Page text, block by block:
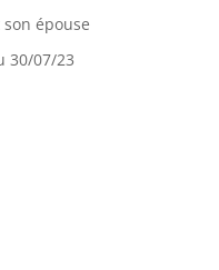
son épouse
30/07/23